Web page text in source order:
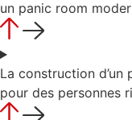
un panic room
La construction
pour des personnes